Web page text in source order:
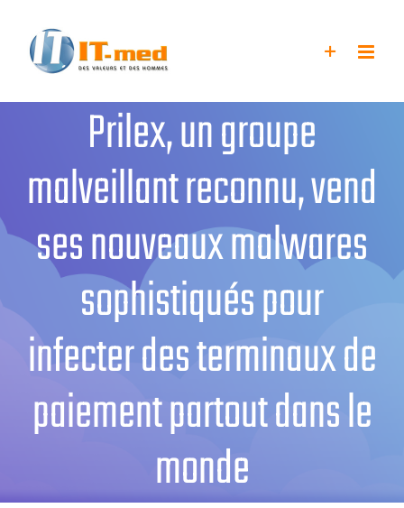
contenu
Prilex, un groupe
malveillant reconnu, vend
ses nouveaux malwares
sophistiqués pour
infecter des terminaux de
paiement partout dans le
monde